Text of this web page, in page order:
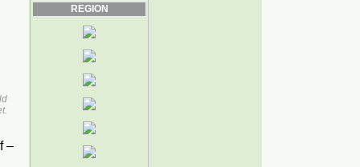
REGION
–